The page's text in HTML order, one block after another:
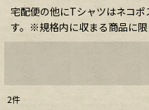
宅配便の他にTシャツはネコ
す。※規格内に収まる商品に限
2件